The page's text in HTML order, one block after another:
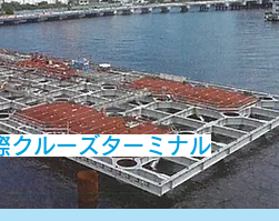
クルーズターミナル